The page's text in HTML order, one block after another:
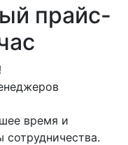
прайс-
время и